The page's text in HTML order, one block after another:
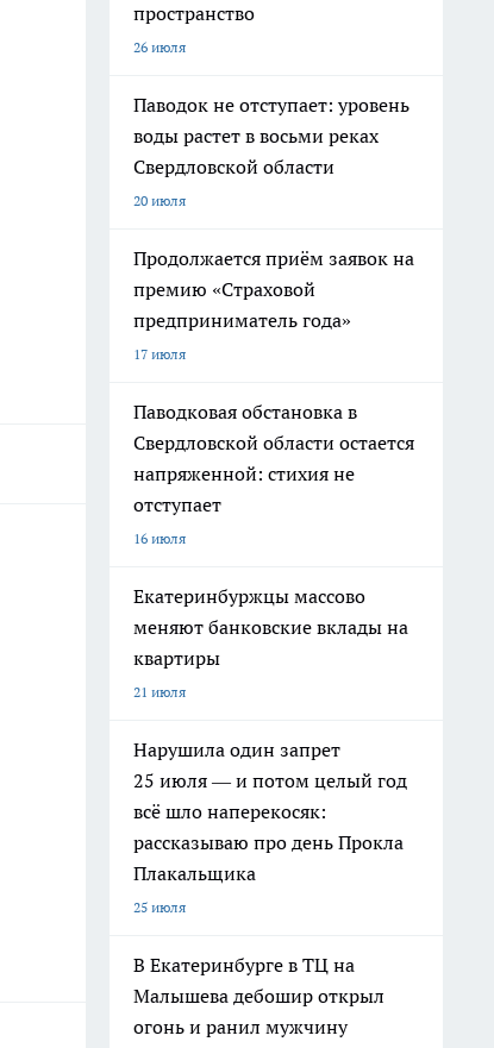
пространство
26 июля
Паводок не отступает: уровень
воды растет в восьми реках
Свердловской области
20 июля
Продолжается приём заявок на
премию «Страховой
предприниматель года»
17 июля
Паводковая обстановка в
Свердловской области остается
напряженной: стихия не
отступает
16 июля
Екатеринбуржцы массово
меняют банковские вклады на
квартиры
21 июля
Нарушила один запрет
25 июля — и потом целый год
всё шло наперекосяк:
рассказываю про день Прокла
Плакальщика
25 июля
В Екатеринбурге в ТЦ на
Малышева дебошир открыл
огонь и ранил мужчину